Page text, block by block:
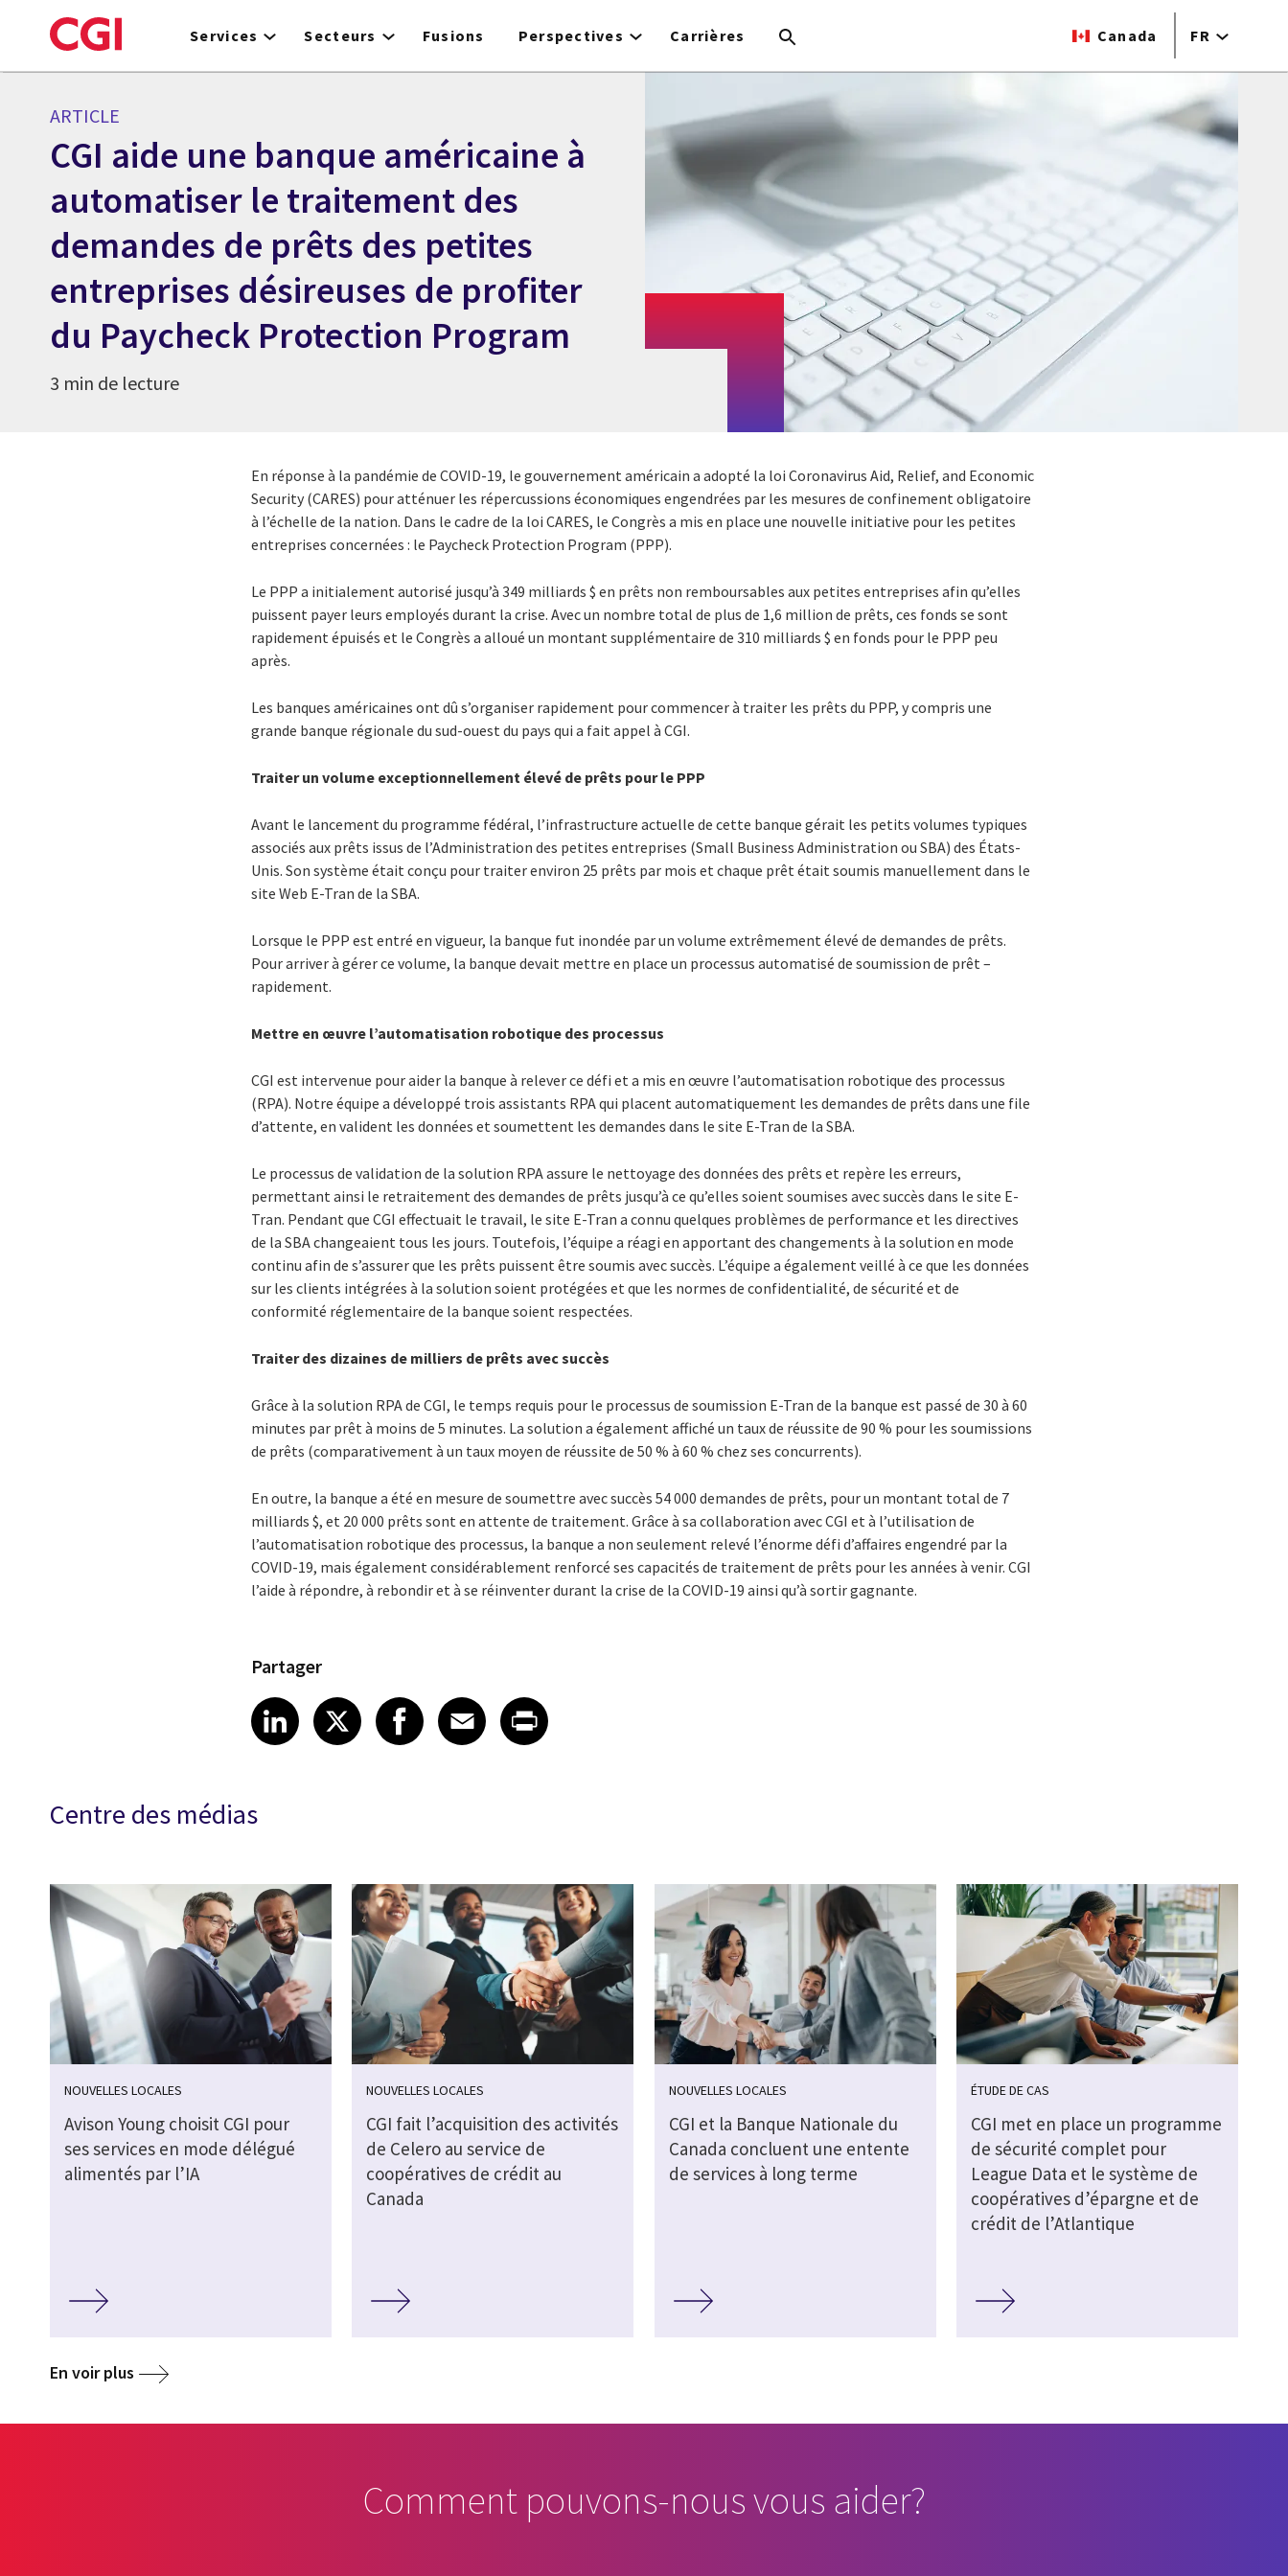
to
Services Secteurs Fusions Perspectives Carrières Canada FR
ARTICLE
CGI aide une banque américaine à
automatiser le traitement des
demandes de prêts des petites
entreprises désireuses de profiter
du Paycheck Protection Program
3 min de lecture
En réponse à la pandémie de COVID-19, le gouvernement américain a adopté la loi Coronavirus Aid, Relief, and Economic
Security (CARES) pour atténuer les répercussions économiques engendrées par les mesures de confinement obligatoire
à l’échelle de la nation. Dans le cadre de la loi CARES, le Congrès a mis en place une nouvelle initiative pour les petites
entreprises concernées : le Paycheck Protection Program (PPP).
Le PPP a initialement autorisé jusqu’à 349 milliards $ en prêts non remboursables aux petites entreprises afin qu’elles
puissent payer leurs employés durant la crise. Avec un nombre total de plus de 1,6 million de prêts, ces fonds se sont
rapidement épuisés et le Congrès a alloué un montant supplémentaire de 310 milliards $ en fonds pour le PPP peu
après.
Les banques américaines ont dû s’organiser rapidement pour commencer à traiter les prêts du PPP, y compris une
grande banque régionale du sud-ouest du pays qui a fait appel à CGI.
Traiter un volume exceptionnellement élevé de prêts pour le PPP
Avant le lancement du programme fédéral, l’infrastructure actuelle de cette banque gérait les petits volumes typiques
associés aux prêts issus de l’Administration des petites entreprises (Small Business Administration ou SBA) des États-
Unis. Son système était conçu pour traiter environ 25 prêts par mois et chaque prêt était soumis manuellement dans le
site Web E-Tran de la SBA.
Lorsque le PPP est entré en vigueur, la banque fut inondée par un volume extrêmement élevé de demandes de prêts.
Pour arriver à gérer ce volume, la banque devait mettre en place un processus automatisé de soumission de prêt –
rapidement.
Mettre en œuvre l’automatisation robotique des processus
CGI est intervenue pour aider la banque à relever ce défi et a mis en œuvre l’automatisation robotique des processus
(RPA). Notre équipe a développé trois assistants RPA qui placent automatiquement les demandes de prêts dans une file
d’attente, en valident les données et soumettent les demandes dans le site E-Tran de la SBA.
Le processus de validation de la solution RPA assure le nettoyage des données des prêts et repère les erreurs,
permettant ainsi le retraitement des demandes de prêts jusqu’à ce qu’elles soient soumises avec succès dans le site E-
Tran. Pendant que CGI effectuait le travail, le site E-Tran a connu quelques problèmes de performance et les directives
de la SBA changeaient tous les jours. Toutefois, l’équipe a réagi en apportant des changements à la solution en mode
continu afin de s’assurer que les prêts puissent être soumis avec succès. L’équipe a également veillé à ce que les données
sur les clients intégrées à la solution soient protégées et que les normes de confidentialité, de sécurité et de
conformité réglementaire de la banque soient respectées.
Traiter des dizaines de milliers de prêts avec succès
Grâce à la solution RPA de CGI, le temps requis pour le processus de soumission E-Tran de la banque est passé de 30 à 60
minutes par prêt à moins de 5 minutes. La solution a également affiché un taux de réussite de 90 % pour les soumissions
de prêts (comparativement à un taux moyen de réussite de 50 % à 60 % chez ses concurrents).
En outre, la banque a été en mesure de soumettre avec succès 54 000 demandes de prêts, pour un montant total de 7
milliards $, et 20 000 prêts sont en attente de traitement. Grâce à sa collaboration avec CGI et à l’utilisation de
l’automatisation robotique des processus, la banque a non seulement relevé l’énorme défi d’affaires engendré par la
COVID-19, mais également considérablement renforcé ses capacités de traitement de prêts pour les années à venir. CGI
l’aide à répondre, à rebondir et à se réinventer durant la crise de la COVID-19 ainsi qu’à sortir gagnante.
Partager
Share article on LinkedIn
LinkedIn
Share article on X
XShare article on Facebook
Facebook
Share article on Email
Email
Share article on Print
Centre des médias
NOUVELLES LOCALES
Avison Young choisit CGI pour
ses services en mode délégué
alimentés par l’IA
NOUVELLES LOCALES
CGI fait l’acquisition des activités
de Celero au service de
coopératives de crédit au
Canada
NOUVELLES LOCALES
CGI et la Banque Nationale du
Canada concluent une entente
de services à long terme
ÉTUDE DE CAS
CGI met en place un programme
de sécurité complet pour
League Data et le système de
coopératives d’épargne et de
crédit de l’Atlantique
En voir plus
Comment pouvons-nous vous aider?